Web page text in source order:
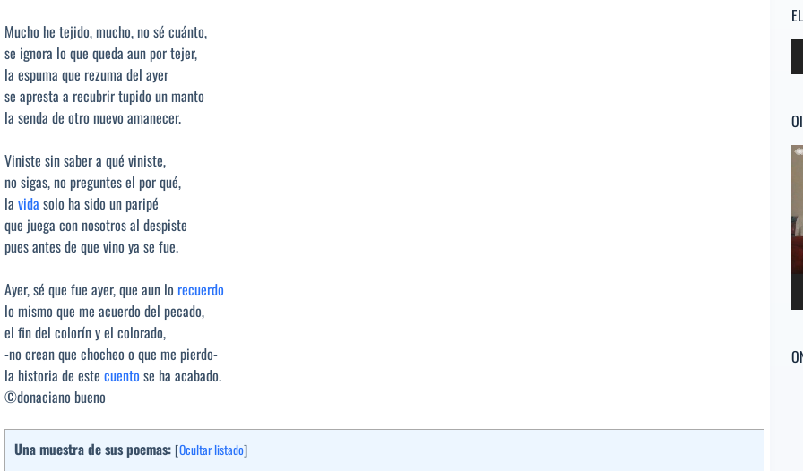
Mucho he tejido, mucho, no sé cuánto,
se ignora lo que queda aun por tejer,
la espuma que rezuma del ayer
se apresta a recubrir tupido un manto
la senda de otro nuevo amanecer.
Viniste sin saber a qué viniste,
no sigas, no preguntes el por qué,
la vida solo ha sido un paripé
que juega con nosotros al despiste
pues antes de que vino ya se fue.
Ayer, sé que fue ayer, que aun lo recuerdo
lo mismo que me acuerdo del pecado,
el fin del colorín y el colorado,
-no crean que chocheo o que me pierdo-
la historia de este cuento se ha acabado.
©donaciano bueno
Una muestra de sus poemas: [Ocultar listado]
de